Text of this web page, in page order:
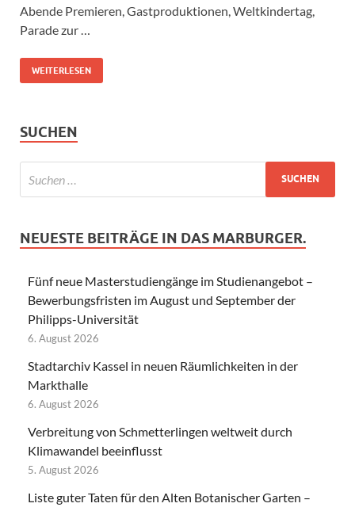
Abende Premieren, Gastproduktionen, Weltkindertag,
Parade zur …
WEITERLESEN
SUCHEN
NEUESTE BEITRÄGE IN DAS MARBURGER.
Fünf neue Masterstudiengänge im Studienangebot –
Bewerbungsfristen im August und September der
Philipps-Universität
6. August 2026
Stadtarchiv Kassel in neuen Räumlichkeiten in der
Markthalle
6. August 2026
Verbreitung von Schmetterlingen weltweit durch
Klimawandel beeinflusst
5. August 2026
Liste guter Taten für den Alten Botanischer Garten –